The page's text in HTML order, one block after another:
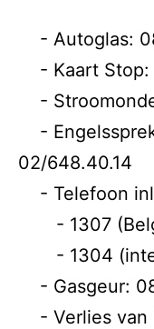
- Autoglas:
- Kaart Stop:
-
-
02/648.40.14
- Telefoon
- 1307
- 1304
- Gasgeur:
- Verlies van